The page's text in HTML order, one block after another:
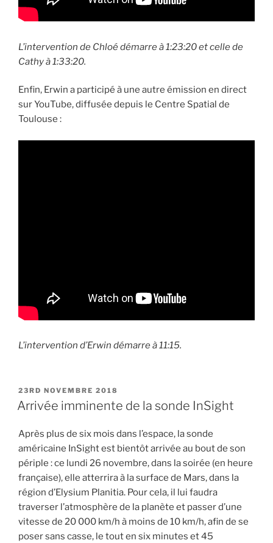
L’intervention de Chloé démarre à 1:23:20 et celle de
Cathy à 1:33:20.
Enfin, Erwin a participé à une autre émission en direct
sur YouTube, diffusée depuis le Centre Spatial de
Toulouse :
L’intervention d’Erwin démarre à 11:15.
PUBLIÉ
LE
23RD NOVEMBRE 2018
Arrivée imminente de la sonde InSight
Après plus de six mois dans l’espace, la sonde
américaine InSight est bientôt arrivée au bout de son
périple : ce lundi 26 novembre, dans la soirée (en heure
française), elle atterrira à la surface de Mars, dans la
région d’Elysium Planitia. Pour cela, il lui faudra
traverser l’atmosphère de la planète et passer d’une
vitesse de 20 000 km/h à moins de 10 km/h, afin de se
poser sans casse, le tout en six minutes et 45